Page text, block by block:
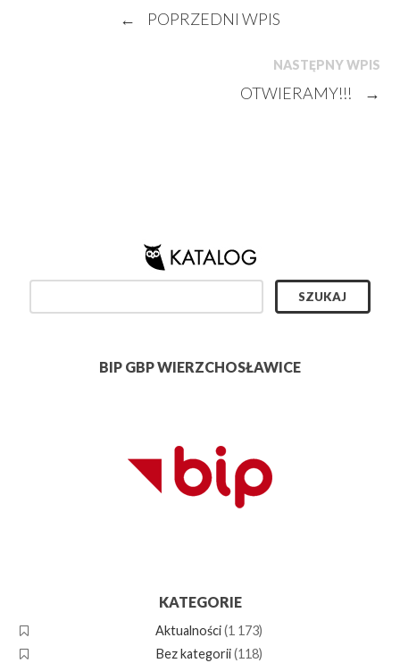
← POPRZEDNI WPIS
NASTĘPNY WPIS
OTWIERAMY!!! →
BIP GBP WIERZCHOSŁAWICE
KATEGORIE
Aktualności(1 173)
Bez kategorii(118)